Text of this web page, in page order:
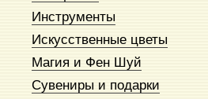
Инструменты
Искусственные цветы
Магия и Фен Шуй
Сувениры и подарки